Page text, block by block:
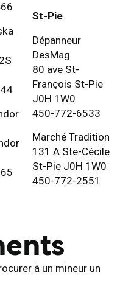
St-Pie
Dépanneur
DesMag
80 ave St-
François St-Pie
J0H 1W0
450-772-6533
Marché Tradition
131 A Ste-Cécile
St-Pie J0H 1W0
450-772-2551
à un mineur un